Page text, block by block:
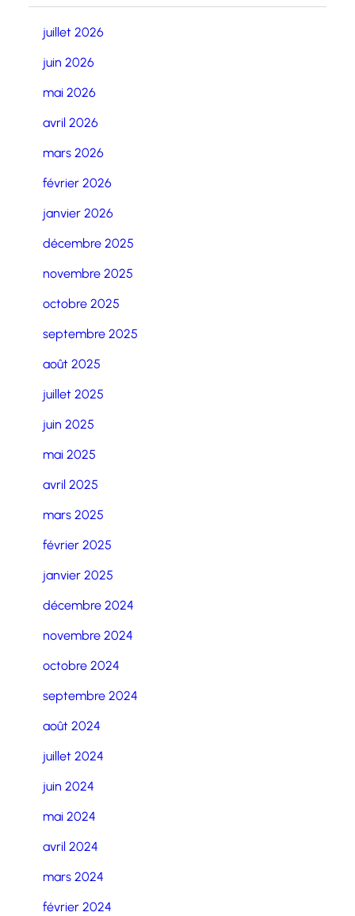
juillet 2026
juin 2026
mai 2026
avril 2026
mars 2026
février 2026
janvier 2026
décembre 2025
novembre 2025
octobre 2025
septembre 2025
août 2025
juillet 2025
juin 2025
mai 2025
avril 2025
mars 2025
février 2025
janvier 2025
décembre 2024
novembre 2024
octobre 2024
septembre 2024
août 2024
juillet 2024
juin 2024
mai 2024
avril 2024
mars 2024
février 2024